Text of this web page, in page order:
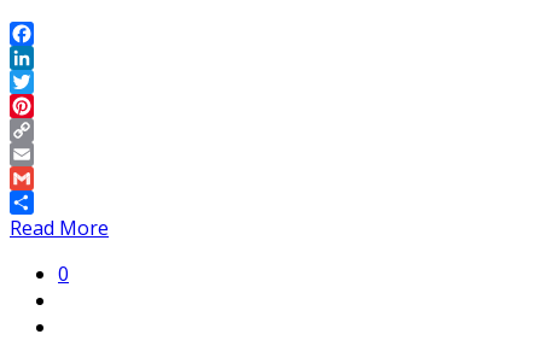
Facebook
LinkedIn
Twitter
Pinterest
Copy
Link
Email
Gmail
Share
Read More
0